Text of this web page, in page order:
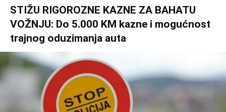
STIŽU RIGOROZNE KAZNE ZA BAHATU
VOŽNJU: Do 5.000 KM kazne i mogućnost
trajnog oduzimanja auta